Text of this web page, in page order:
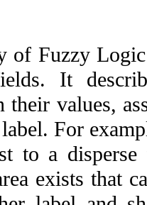
of Fuzzy
It
their values,
For
to a
exists that